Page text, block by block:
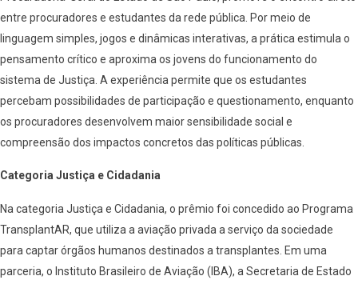
entre procuradores e estudantes da rede pública. Por meio de
linguagem simples, jogos e dinâmicas interativas, a prática estimula o
pensamento crítico e aproxima os jovens do funcionamento do
sistema de Justiça. A experiência permite que os estudantes
percebam possibilidades de participação e questionamento, enquanto
os procuradores desenvolvem maior sensibilidade social e
compreensão dos impactos concretos das políticas públicas.
Categoria Justiça e Cidadania
Na categoria Justiça e Cidadania, o prêmio foi concedido ao Programa
TransplantAR, que utiliza a aviação privada a serviço da sociedade
para captar órgãos humanos destinados a transplantes. Em uma
parceria, o Instituto Brasileiro de Aviação (IBA), a Secretaria de Estado